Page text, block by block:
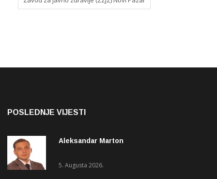
POSLEDNJE VIJESTI
Aleksandar Marton
5. Augusta 2026.